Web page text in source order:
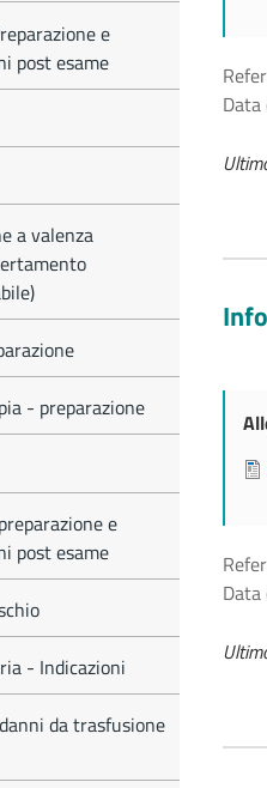
e
post esame
a valenza
- preparazione
e
post esame
- Indicazioni
da trasfusione